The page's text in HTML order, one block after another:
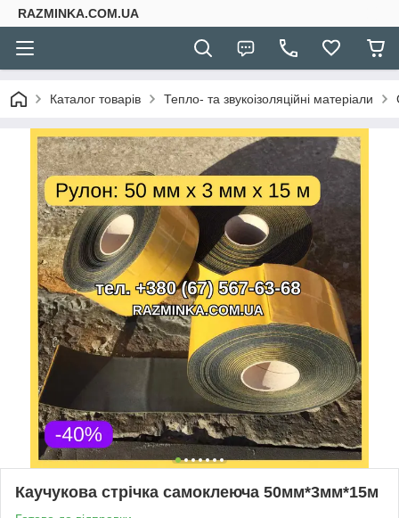
RAZMINKA.COM.UA
Каталог товарів Тепло- та звукоізоляційні матеріали
Каучукова стрічка самоклеюча 50мм*3мм*15м